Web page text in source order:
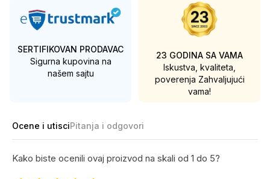
SERTIFIKOVAN PRODAVAC
Sigurna kupovina na
našem sajtu
23 GODINA SA VAMA
Iskustva, kvaliteta,
poverenja Zahvaljujući
vama!
Ocene i utisciPitanja i odgovori
Kako biste ocenili ovaj proizvod na skali od 1 do 5?